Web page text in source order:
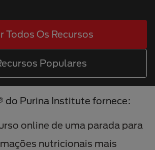
Todos Os Recursos
Populares
do Purina Institute fornece:
online de uma parada para
nutricionais mais